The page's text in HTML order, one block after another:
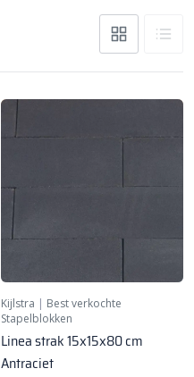
Kijlstra | Best verkochte
Stapelblokken
Linea strak 15x15x80 cm
Antraciet